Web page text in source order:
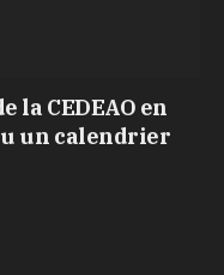
la CEDEAO en
un calendrier